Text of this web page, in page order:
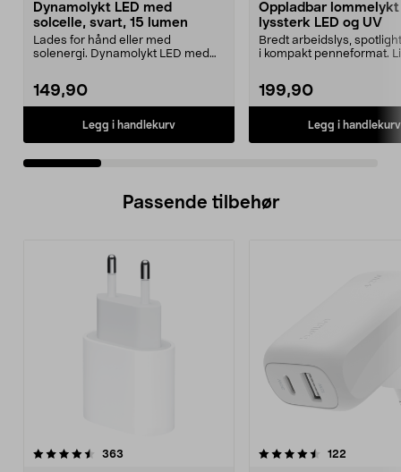
Dynamolykt LED med
solcelle, svart, 15 lumen
Lades for hånd eller med
solenergi. Dynamolykt LED med
149,90
Legg i handlekurv
Oppladbar
lyssterk LED og UV
Bredt arbeidslys,
i kompakt penneformat.
199,90
Legg i handlekurv
Passende tilbehør
363
4.5av 5 stjerner 122
5.0av 5 stjerner